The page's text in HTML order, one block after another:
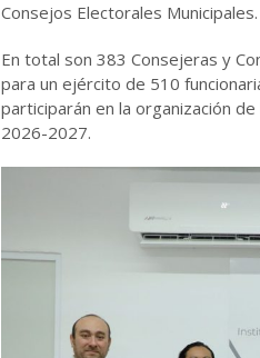
Consejos Electorales Municipales.
En total son 383 Consejeras y
para un ejército de 510
participarán en la organización
2026-2027.